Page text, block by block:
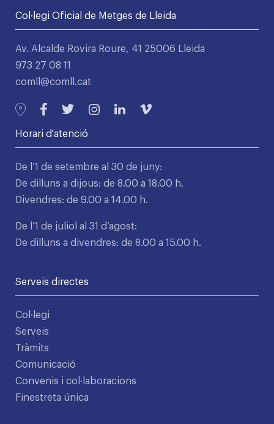
Col·legi Oficial de Metges de Lleida
Av. Alcalde Rovira Roure, 41 25006 Lleida
973 27 08 11
comll@comll.cat
Horari d'atenció
De l’1 de setembre al 30 de juny:
De dilluns a dijous: de 8.00 a 18.00 h.
Divendres: de 9.00 a 14.00 h.
De l’1 de juliol al 31 d’agost:
De dilluns a divendres: de 8.00 a 15.00 h.
Serveis directes
Col·legi
Serveis
Tràmits
Comunicació
Convenis i col·laboracions
Finestreta única